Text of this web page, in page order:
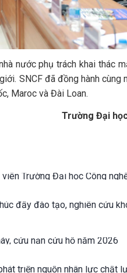
nước phụ trách khai thác
SNCF đã đồng hành cùng
Maroc và Đài Loan.
Trường Đại
Trường Đại học Công
đẩy đào tạo, nghiên cứu
cứu nạn cứu hộ năm 2026
triển nguồn nhân lực chất